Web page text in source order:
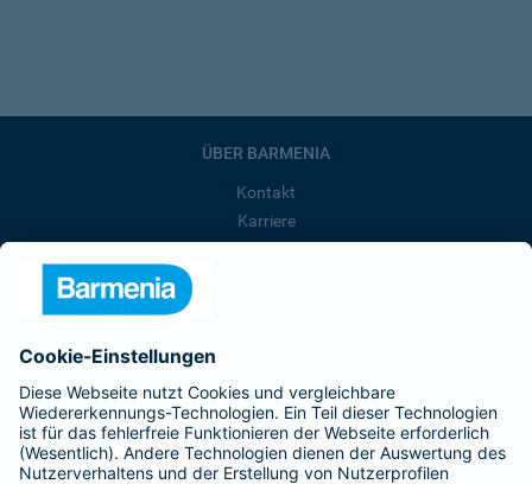
ÜBER BARMENIA
Kontakt
Karriere
Barmenia ist Teil der BarmeniaGothaer
BELIEBTE SEITEN
Kranken-Zusatzversicherung